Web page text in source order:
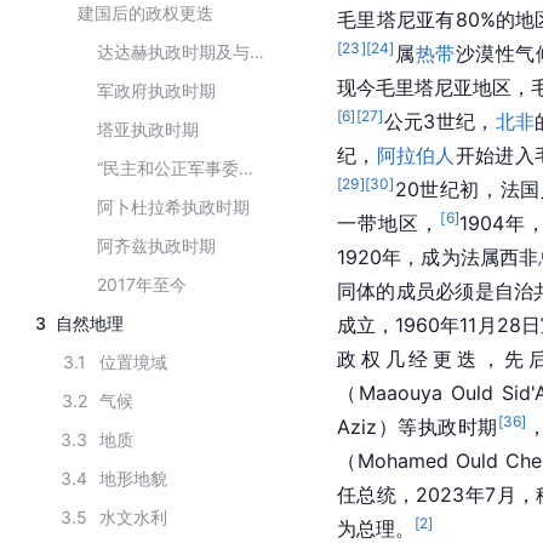
建国后的政权更迭
达达赫执政时期及与西撒哈拉的冲突
军政府执政时期
塔亚执政时期
“民主和公正军事委员会”执政时期
阿卜杜拉希执政时期
阿齐兹执政时期
2017年至今
3
自然地理
3.1
位置境域
3.2
气候
3.3
地质
3.4
地形地貌
3.5
水文水利
毛里塔尼亚有80%的地
[23][24] 属热带沙漠性气
现今毛里塔尼亚地区，
[6] [27]公元3世纪， 北非
纪， 阿拉伯人 开始进入
[29][30] 20世纪初，法
一带地区， [6]1904年
1920年，成为法属西非
同体的成员必须是自治
成立，1960年11月28
政权几经更迭，先
（Maaouya Ould
Aziz）等执政时期 [36]
（Mohamed Ould
任总统，2023年7月，
为总理。
[2]